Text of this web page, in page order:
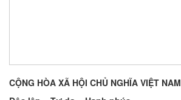
CỘNG HÒA XÃ HỘI CHỦ NGHĨA VIỆT NAM